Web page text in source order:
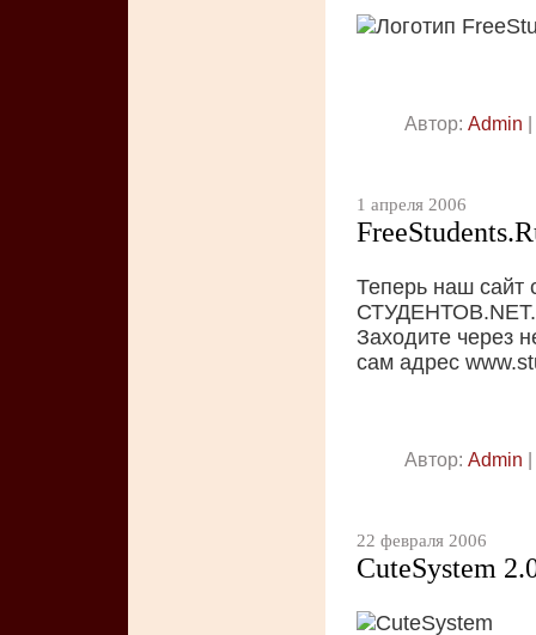
Автор: Admin
1 апреля 2006
Теперь наш сайт
СТУДЕНТОВ.NET.
Заходите через
сам адрес
Автор: Admin
22 февраля 2006
CuteSystem